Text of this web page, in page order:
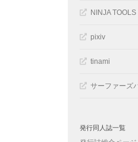
NINJA TOOLS
pixiv
tinami
サーファーズ
発行同人誌一覧